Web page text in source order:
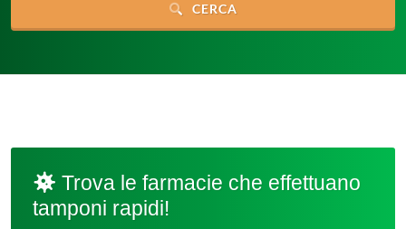
CERCA
Trova le farmacie che effettuano
tamponi rapidi!